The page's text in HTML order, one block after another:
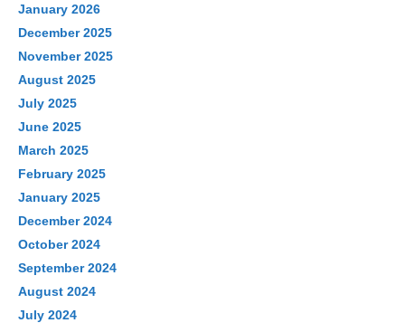
January 2026
December 2025
November 2025
August 2025
July 2025
June 2025
March 2025
February 2025
January 2025
December 2024
October 2024
September 2024
August 2024
July 2024